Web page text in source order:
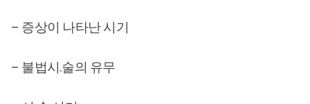
– 증상이 나타난 시기
– 불법시.술의 유무